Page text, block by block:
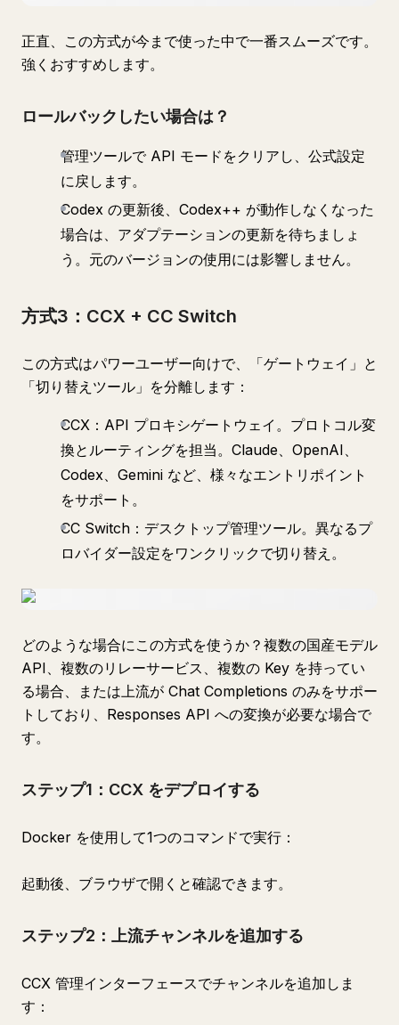
正直、この方式が今まで使った中で一番スムーズです。
強くおすすめします。
ロールバックしたい場合は？
管理ツールで API モードをクリアし、公式設定
に戻します。
Codex の更新後、Codex++ が動作しなくなった
場合は、アダプテーションの更新を待ちましょ
う。元のバージョンの使用には影響しません。
方式3：CCX + CC Switch
この方式はパワーユーザー向けで、「ゲートウェイ」と
「切り替えツール」を分離します：
CCX：API プロキシゲートウェイ。プロトコル変
換とルーティングを担当。Claude、OpenAI、
Codex、Gemini など、様々なエントリポイント
をサポート。
CC Switch：デスクトップ管理ツール。異なるプ
ロバイダー設定をワンクリックで切り替え。
どのような場合にこの方式を使うか？複数の国産モデル
API、複数のリレーサービス、複数の Key を持ってい
る場合、または上流が Chat Completions のみをサポー
トしており、Responses API への変換が必要な場合で
す。
ステップ1：CCX をデプロイする
Docker を使用して1つのコマンドで実行：
起動後、ブラウザで開くと確認できます。
ステップ2：上流チャンネルを追加する
CCX 管理インターフェースでチャンネルを追加しま
す：